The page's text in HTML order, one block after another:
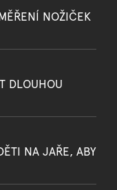
NOŽIČEK
DLOUHOU
NA JAŘE, ABY